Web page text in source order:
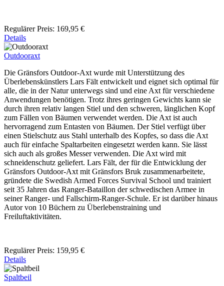
Regulärer Preis: 169,95 €
Details
Outdooraxt
Die Gränsfors Outdoor-Axt wurde mit Unterstützung des
Überlebenskünstlers Lars Fält entwickelt und eignet sich optimal für
alle, die in der Natur unterwegs sind und eine Axt für verschiedene
Anwendungen benötigen. Trotz ihres geringen Gewichts kann sie
durch ihren relativ langen Stiel und den schweren, länglichen Kopf
zum Fällen von Bäumen verwendet werden. Die Axt ist auch
hervorragend zum Entasten von Bäumen. Der Stiel verfügt über
einen Stielschutz aus Stahl unterhalb des Kopfes, so dass die Axt
auch für einfache Spaltarbeiten eingesetzt werden kann. Sie lässt
sich auch als großes Messer verwenden. Die Axt wird mit
schneidenschutz geliefert. Lars Fält, der für die Entwicklung der
Gränsfors Outdoor-Axt mit Gränsfors Bruk zusammenarbeitete,
gründete die Swedish Armed Forces Survival School und trainiert
seit 35 Jahren das Ranger-Bataillon der schwedischen Armee in
seiner Ranger- und Fallschirm-Ranger-Schule. Er ist darüber hinaus
Autor von 10 Büchern zu Überlebenstraining und
Freiluftaktivitäten.
Regulärer Preis: 159,95 €
Details
Spaltbeil